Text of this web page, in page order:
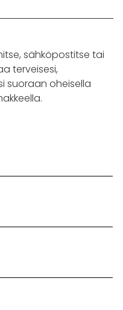
sähköpostitse tai
terveisesi,
suoraan oheisella